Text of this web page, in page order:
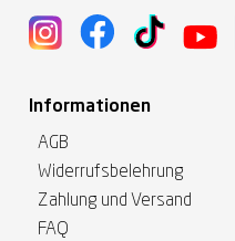
Informationen
AGB
Widerrufsbelehrung
Zahlung und Versand
FAQ